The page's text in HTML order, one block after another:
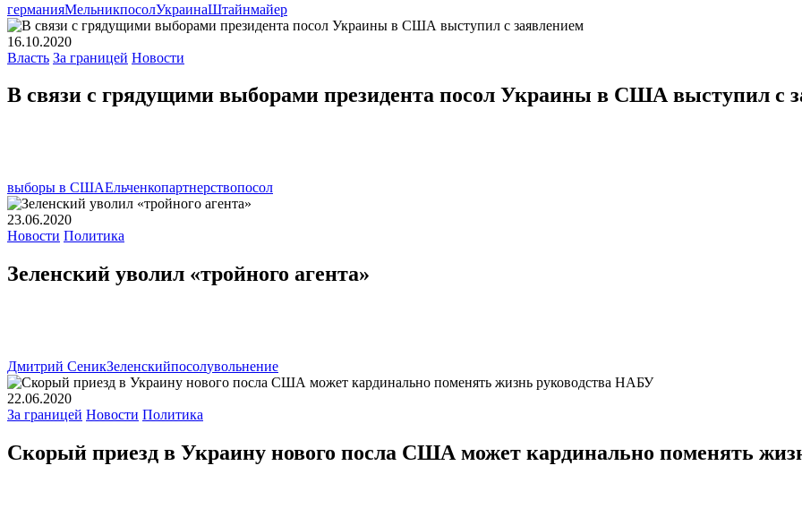
германияМельникпосолУкраинаШтайнмайер
16.10.2020
Власть За границей Новости
В связи с грядущими выборами президента посол Украины в США выступил с
выборы в СШАЕльченкопартнерствопосол
23.06.2020
Новости Политика
Зеленский уволил «тройного агента»
Дмитрий СеникЗеленскийпосолувольнение
22.06.2020
За границей Новости Политика
Скорый приезд в Украину нового посла США может кардинально поменять